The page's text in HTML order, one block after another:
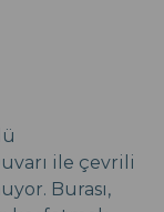
ile çevrili
Burası,